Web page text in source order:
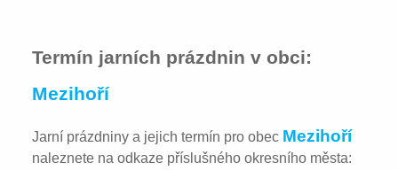
Termín jarních prázdnin v obci:
Mezihoří
Jarní prázdniny a jejich termín pro obec Mezihoří
naleznete na odkaze příslušného okresního města: